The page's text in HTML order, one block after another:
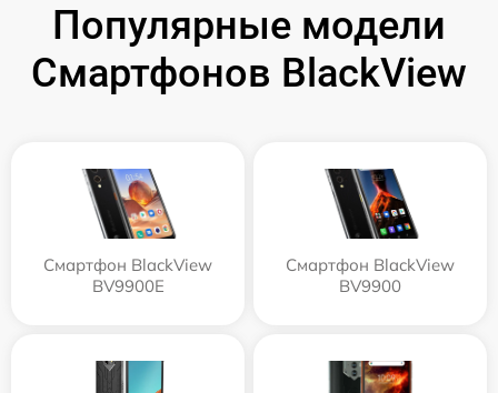
Популярные модели
Смартфонов BlackView
Смартфон BlackView
BV9900E
Смартфон BlackView
BV9900